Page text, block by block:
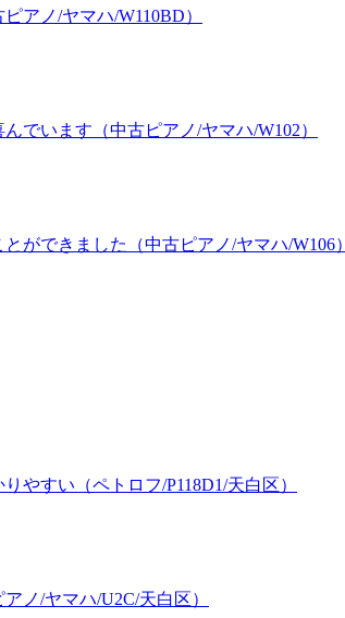
アノ/ヤマハ/W110BD）
でいます（中古ピアノ/ヤマハ/W102）
ができました（中古ピアノ/ヤマハ/W106）
やすい（ペトロフ/P118D1/天白区）
ノ/ヤマハ/U2C/天白区）